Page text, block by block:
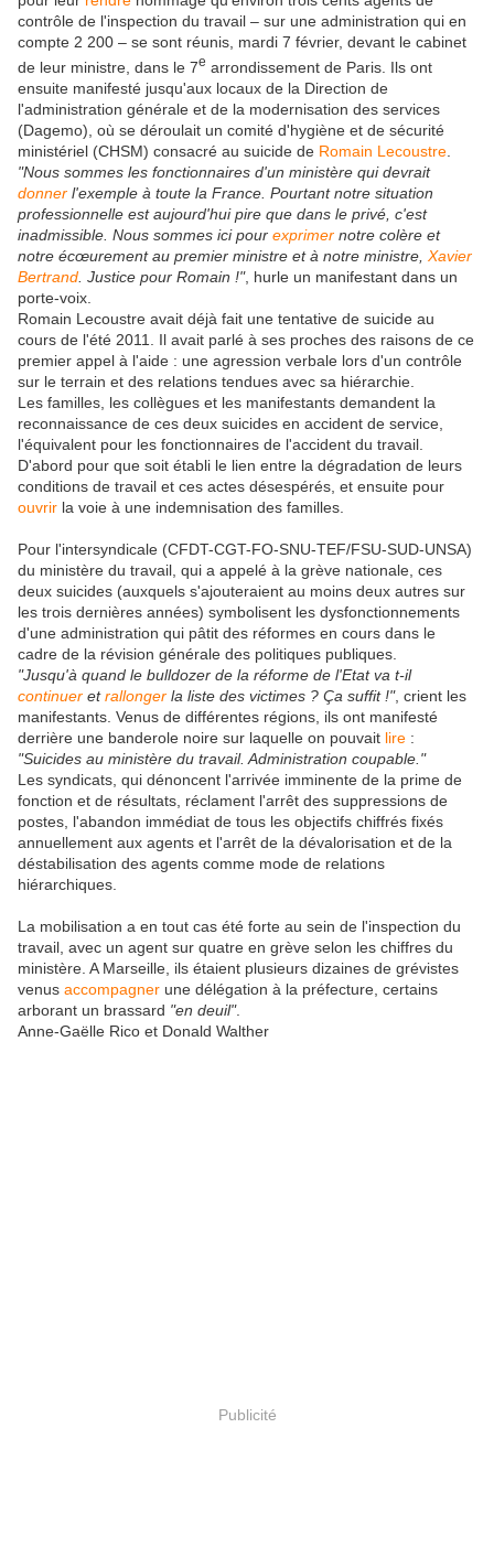
contrôle de l'inspection du travail – sur une administration qui en
compte 2 200 – se sont réunis, mardi 7 février, devant le cabinet
de leur ministre, dans le 7e arrondissement de Paris. Ils ont
ensuite manifesté jusqu'aux locaux de la Direction de
l'administration générale et de la modernisation des services
(Dagemo), où se déroulait un comité d'hygiène et de sécurité
ministériel (CHSM) consacré au suicide de Romain Lecoustre
"Nous sommes les fonctionnaires d'un ministère qui devrait
donner l'exemple à toute la France. Pourtant notre situation
professionnelle est aujourd'hui pire que dans le privé, c'est
inadmissible. Nous sommes ici pour exprimer notre colère et
notre écœurement au premier ministre et à notre ministre, Xavier
Bertrand . Justice pour Romain !", hurle un manifestant dans un
porte-voix.
Romain Lecoustre avait déjà fait une tentative de suicide au
cours de l'été 2011. Il avait parlé à ses proches des raisons de ce
premier appel à l'aide : une agression verbale lors d'un contrôle
sur le terrain et des relations tendues avec sa hiérarchie.
Les familles, les collègues et les manifestants demandent la
reconnaissance de ces deux suicides en accident de service,
l'équivalent pour les fonctionnaires de l'accident du travail.
D'abord pour que soit établi le lien entre la dégradation de leurs
conditions de travail et ces actes désespérés, et ensuite pour
ouvrir la voie à une indemnisation des familles.
Pour l'intersyndicale (CFDT-CGT-FO-SNU-TEF/FSU-SUD-UNSA)
du ministère du travail, qui a appelé à la grève nationale, ces
deux suicides (auxquels s'ajouteraient au moins deux autres sur
les trois dernières années) symbolisent les dysfonctionnements
d'une administration qui pâtit des réformes en cours dans le
cadre de la révision générale des politiques publiques.
"Jusqu'à quand le bulldozer de la réforme de l'Etat va t-il
continuer etrallonger la liste des victimes ? Ça suffit !", crient les
manifestants. Venus de différentes régions, ils ont manifesté
derrière une banderole noire sur laquelle on pouvait lire :
"Suicides au ministère du travail. Administration coupable."
Les syndicats, qui dénoncent l'arrivée imminente de la prime de
fonction et de résultats, réclament l'arrêt des suppressions de
postes, l'abandon immédiat de tous les objectifs chiffrés fixés
annuellement aux agents et l'arrêt de la dévalorisation et de la
déstabilisation des agents comme mode de relations
hiérarchiques.
La mobilisation a en tout cas été forte au sein de l'inspection du
travail, avec un agent sur quatre en grève selon les chiffres du
ministère. A Marseille, ils étaient plusieurs dizaines de grévistes
venus accompagner une délégation à la préfecture, certains
arborant un brassard "en deuil".
Anne-Gaëlle Rico et Donald Walther
Publicité